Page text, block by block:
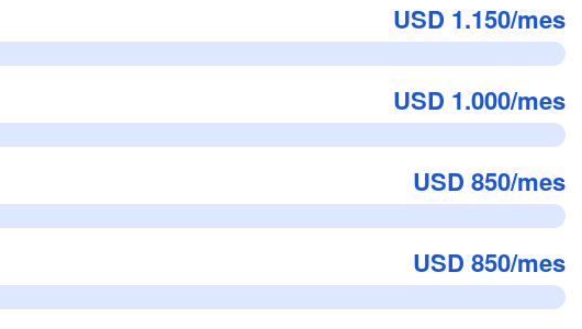
USD 1.150/mes
USD 1.000/mes
USD 850/mes
USD 850/mes